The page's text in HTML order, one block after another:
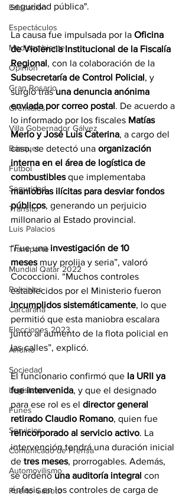
Educación
Espectáculos
Medioambiente
Opinión
Gran Rosario
Gremiales
Villa Gobernador Gálvez
Básquet
Fútbol
Seguridad
Tránsito
Luis Palacios
Transporte
Mundial Qatar 2022
Policiales
Carcarañá
Elecciones 2023
Andino
Sociedad
Legislatura
Funes
Servicios
Comunicado de Prensa
Automovilismo
Puerto Gaboto
seguridad pública".
La causa fue impulsada por la Oficina
de Violencia Institucional de la Fiscalía
Regional, con la colaboración de la
Subsecretaría de Control Policial, y
surgió tras una denuncia anónima
enviada por correo postal. De acuerdo a
lo informado por los fiscales Matías
Merlo y José Luis Caterina, a cargo del
caso, se detectó una organización
interna en el área de logística de
combustibles que implementaba
maniobras ilícitas para desviar fondos
públicos, generando un perjuicio
millonario al Estado provincial.
“Fue una investigación de 10
meses muy prolija y seria”, valoró
Cococcioni. “Muchos controles
establecidos por el Ministerio fueron
incumplidos sistemáticamente, lo que
permitió que esta maniobra escalara
junto al aumento de la flota policial en
las calles”, explicó.
El funcionario confirmó que la URII ya
fue intervenida, y que el designado
para ese rol es el director general
retirado Claudio Romano, quien fue
reincorporado al servicio activo. La
intervención tendrá una duración inicial
de tres meses, prorrogables. Además,
se ordenó una auditoría integral con
énfasis en los controles de carga de